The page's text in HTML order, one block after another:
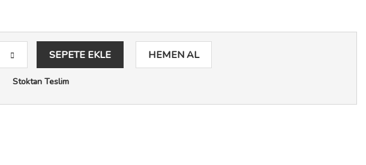
SEPETE EKLE HEMEN AL
Stoktan Teslim